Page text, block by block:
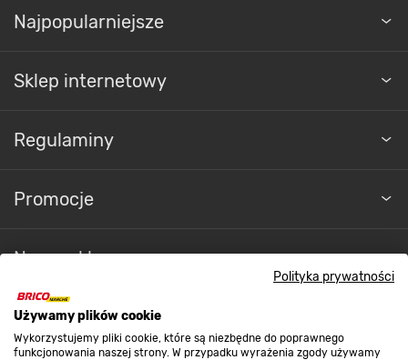
Polityka prywatności
Używamy plików cookie
Wykorzystujemy pliki cookie, które są niezbędne do poprawnego
funkcjonowania naszej strony. W przypadku wyrażenia zgody używamy
Najpopularniejsze
Sklep internetowy
Regulaminy
Promocje
Nasze sklepy
O nas